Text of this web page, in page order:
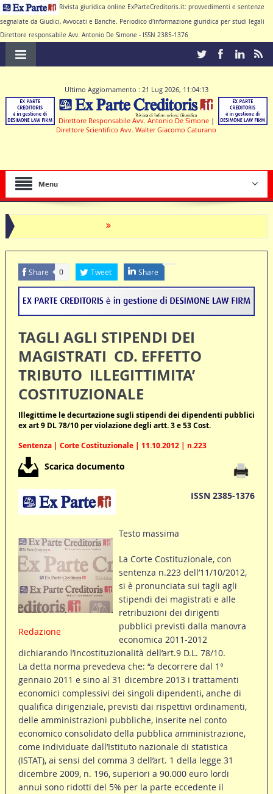
Rivista giuridica online ExParteCreditoris.it: provvedimenti e sentenze
segnalate da Giudici, Avvocati e Banche. Periodico d'informazione giuridica per studi legali
Direttore responsabile Avv. Antonio De Simone - ISSN 2385-1376
Ultimo Aggiornamento : 21 Lug 2026, 11:04:13
Direttore Responsabile Avv. Antonio De Simone |
Direttore Scientifico Avv. Walter Giacomo Caturano
Menu
INDEBITO BANCARIO: il cliente che agisce per la
Share 0 Tweet Share
TAGLI AGLI STIPENDI DEI
MAGISTRATI  CD. EFFETTO
TRIBUTO  ILLEGITTIMITA’
COSTITUZIONALE
Illegittime le decurtazione sugli stipendi dei dipendenti pubblici
ex art 9 DL 78/10 per violazione degli artt. 3 e 53 Cost.
Sentenza | Corte Costituzionale | 11.10.2012 | n.223
Scarica documento
ISSN 2385-1376
Redazione
Testo massima
La Corte Costituzionale, con
sentenza n.223 dell’11/10/2012,
si è pronunciata sui tagli agli
stipendi dei magistrati e alle
retribuzioni dei dirigenti
pubblici previsti dalla manovra
economica 2011-2012
dichiarando l’incostituzionalità dell’art.9 D.L. 78/10.
La detta norma prevedeva che: “a decorrere dal 1°
gennaio 2011 e sino al 31 dicembre 2013 i trattamenti
economici complessivi dei singoli dipendenti, anche di
qualifica dirigenziale, previsti dai rispettivi ordinamenti,
delle amministrazioni pubbliche, inserite nel conto
economico consolidato della pubblica amministrazione,
come individuate dall’Istituto nazionale di statistica
(ISTAT), ai sensi del comma 3 dell’art. 1 della legge 31
dicembre 2009, n. 196, superiori a 90.000 euro lordi
annui sono ridotti del 5% per la parte eccedente il